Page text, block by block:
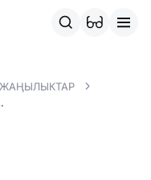
ЖАҢЫЛЫКТАР
ПРОДУКТОВ